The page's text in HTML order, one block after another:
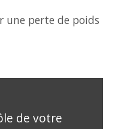
une perte de poids
de votre